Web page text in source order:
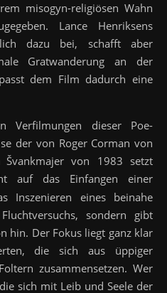
misogyn-religiösen Wahn
Lance Henriksens
dazu bei, schafft aber
Gratwanderung an der
dem Film dadurch eine
Verfilmungen dieser Poe-
der von Roger Corman von
von 1983 setzt
auf das Einfangen einer
Inszenieren eines beinahe
sondern gibt
hin. Der Fokus liegt ganz klar
die sich aus üppiger
zusammensetzen. Wer
sich mit Leib und Seele der